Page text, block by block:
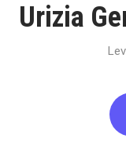
Urizia